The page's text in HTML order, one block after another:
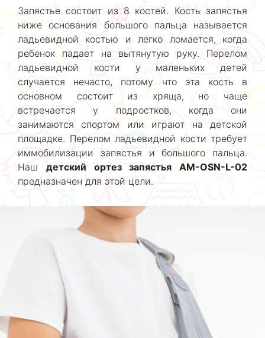
Запястье состоит из 8 костей. Кость запястья
ниже основания большого пальца называется
ладьевидной костью и легко ломается, когда
ребенок падает на вытянутую руку. Перелом
ладьевидной кости у маленьких детей
случается нечасто, потому что эта кость в
основном состоит из хряща, но чаще
встречается у подростков, когда они
занимаются спортом или играют на детской
площадке. Перелом ладьевидной кости требует
иммобилизации запястья и большого пальца.
Наш детский ортез запястья AM-OSN-L-02
предназначен для этой цели.